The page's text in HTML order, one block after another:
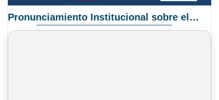
Pronunciamiento Institucional sobre el Proyecto de Ley N° 068/2025-2026 C.S.